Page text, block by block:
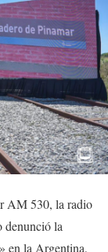
AM 530, la radio
denunció la
en la Argentina,